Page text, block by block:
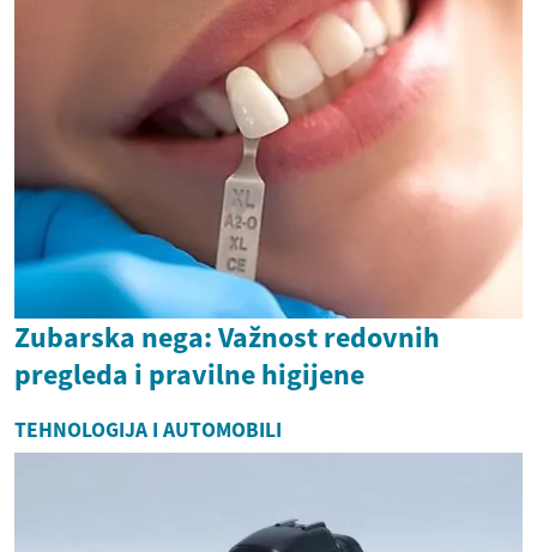
Zubarska nega: Važnost redovnih
pregleda i pravilne higijene
TEHNOLOGIJA I AUTOMOBILI